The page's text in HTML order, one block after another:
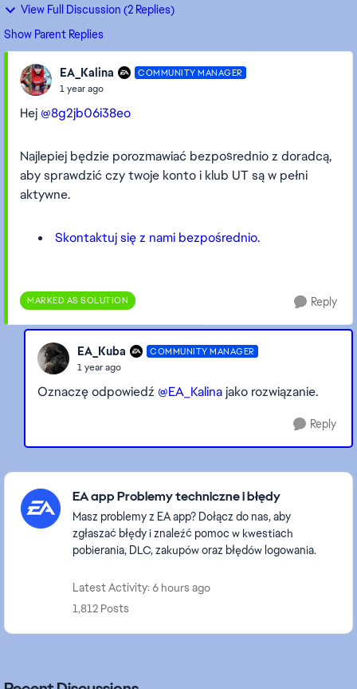
View Full Discussion (2 Replies)
Show Parent Replies
EA_Kalina COMMUNITY MANAGER
1 year ago
Hej @8g2jb06i38eo
Najlepiej będzie porozmawiać bezpośrednio z doradcą,
aby sprawdzić czy twoje konto i klub UT są w pełni
aktywne.
Skontaktuj się z nami bezpośrednio.
MARKED AS SOLUTION Reply
EA_Kuba COMMUNITY MANAGER
1 year ago
Oznaczę odpowiedź @EA_Kalinajako rozwiązanie.
Reply
Featured Places
EA app Problemy techniczne i błędy
Masz problemy z EA app? Dołącz do nas, aby
zgłaszać błędy i znaleźć pomoc w kwestiach
pobierania, DLC, zakupów oraz błędów logowania.
Latest Activity: 6 hours ago
1,812 Posts